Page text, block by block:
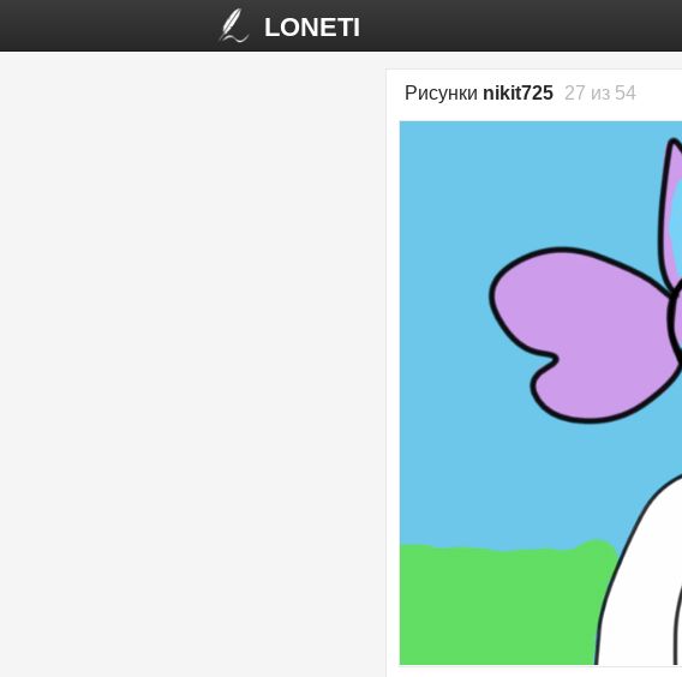
LONETI
Рисунки nikit725 27 из 54